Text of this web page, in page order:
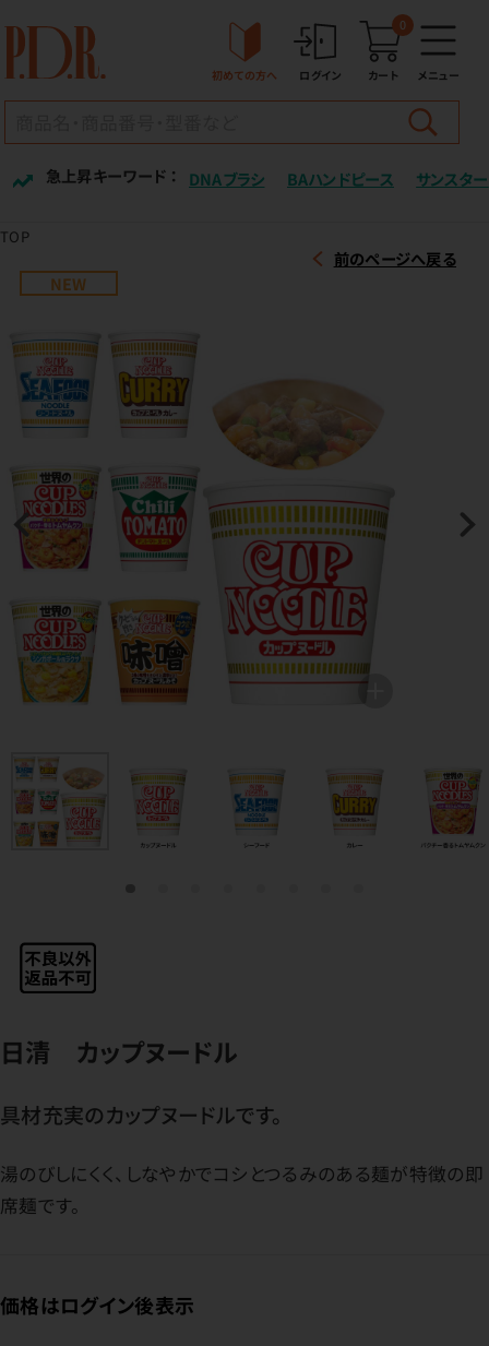
初めての方へ ログイン カート
0
メニュー
急上昇キーワード ： DNAブラシ BAハンドピース サンスター
TOP
前のページへ戻る
日清 カップヌードル
具材充実のカップヌードルです。
湯のびしにくく、しなやかでコシとつるみのある麺が特徴の即
席麺です。
価格はログイン後表示
NEW